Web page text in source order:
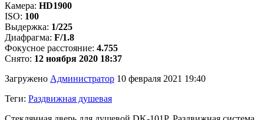
Камера: HD1900
ISO: 100
Выдержка: 1/225
Диафрагма: F/1.8
Фокусное расстояние: 4.755
Снято: 12 ноября 2020 18:37
Загружено Администратор 10 февраля 2021 19:40
Теги: Раздвижная душевая